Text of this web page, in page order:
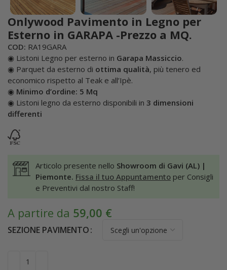
Onlywood Pavimento in Legno per
Esterno in GARAPA -Prezzo a MQ.
COD: RA19GARA
◉ Listoni Legno per esterno in Garapa Massiccio.
◉ Parquet da esterno di ottima qualità, più tenero ed
economico rispetto al Teak e all’Ipè.
◉ Minimo d’ordine: 5 Mq
◉ Listoni legno da esterno disponibili in 3 dimensioni
differenti
Articolo presente nello Showroom di Gavi (AL) |
Piemonte. Fissa il tuo Appuntamento per Consigli
e Preventivi dal nostro Staff!
A partire da 59,00 €
SEZIONE PAVIMENTO